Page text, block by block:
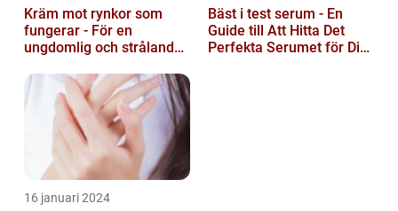
Kräm mot rynkor som
fungerar - För en
ungdomlig och strålande
Bäst i test serum - En
Guide till Att Hitta Det
Perfekta Serumet för Din
16 januari 2024